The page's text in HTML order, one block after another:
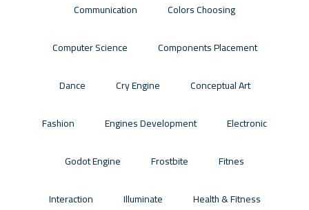
Colors Choosing
Communication
Components Placement
Computer Science
Conceptual Art
Cry Engine
Dance
Electronic
Engines Development
Fashion
Fitnes
Frostbite
Godot Engine
Health & Fitness
Illuminate
Interaction